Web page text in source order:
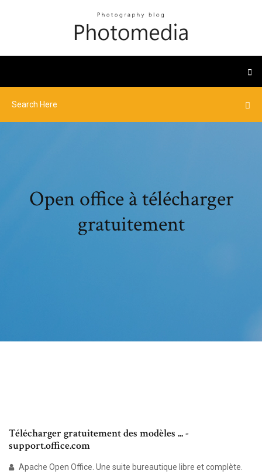
Open office à télécharger
gratuitement
Télécharger gratuitement des modèles ... -
support.office.com
Apache Open Office. Une suite bureautique libre et complète.